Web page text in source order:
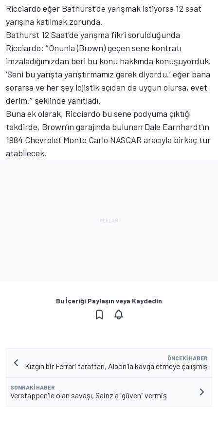
Ricciardo eğer Bathurst’de yarışmak istiyorsa 12 saat
yarışına katılmak zorunda.
Bathurst 12 Saat’de yarışma fikri sorulduğunda
Ricciardo: ‘’Onunla (Brown) geçen sene kontratı
imzaladığımızdan beri bu konu hakkında konuşuyorduk.
‘Seni bu yarışta yarıştırmamız gerek diyordu.’ eğer bana
sorarsa ve her şey lojistik açıdan da uygun olursa, evet
derim.’’ şeklinde yanıtladı.
Buna ek olarak, Ricciardo bu sene podyuma çıktığı
takdirde, Brown’ın garajında bulunan Dale Earnhardt'ın
1984 Chevrolet Monte Carlo NASCAR aracıyla birkaç tur
atabilecek.
Bu İçeriği Paylaşın veya Kaydedin
ÖNCEKI HABER
Kızgın bir Ferrari taraftarı, Albon'la kavga etmeye çalışmış
SONRAKI HABER
Verstappen'le olan savaşı, Sainz'a "güven" vermiş